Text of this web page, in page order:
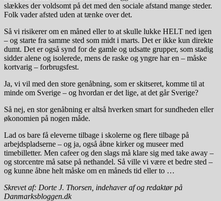
slækkes der voldsomt på det med den sociale afstand mange steder.
Folk vader afsted uden at tænke over det.
Så vi risikerer om en måned eller to at skulle lukke HELT ned igen
– og starte fra samme sted som midt i marts. Det er ikke kun direkte
dumt. Det er også synd for de gamle og udsatte grupper, som stadig
sidder alene og isolerede, mens de raske og yngre har en – måske
kortvarig – forbrugsfest.
Ja, vi vil med den store genåbning, som er skitseret, komme til at
minde om Sverige – og hvordan er det lige, at det går Sverige?
Så nej, en stor genåbning er altså hverken smart for sundheden eller
økonomien på nogen måde.
Lad os bare få eleverne tilbage i skolerne og flere tilbage på
arbejdspladserne – og ja, også åbne kirker og museer med
timebilletter. Men cafeer og den slags må klare sig med take away –
og storcentre må satse på nethandel. Så ville vi være et bedre sted –
og kunne åbne helt måske om en måneds tid eller to …
Skrevet af: Dorte J. Thorsen, indehaver af og redaktør på
Danmarksbloggen.dk